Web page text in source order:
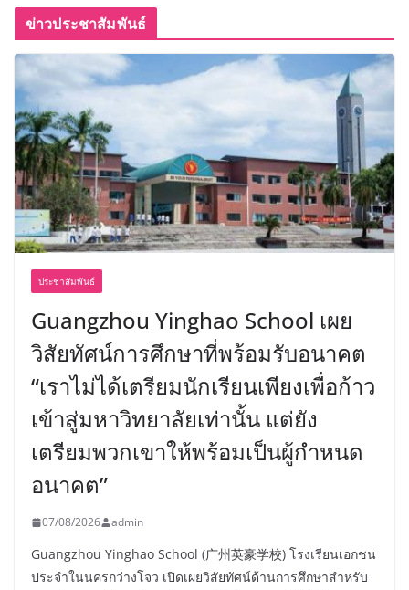
ข่าวประชาสัมพันธ์
ประชาสัมพันธ์
Guangzhou Yinghao School เผย
วิสัยทัศน์การศึกษาที่พร้อมรับอนาคต
“เราไม่ได้เตรียมนักเรียนเพียงเพื่อก้าว
เข้าสู่มหาวิทยาลัยเท่านั้น แต่ยัง
เตรียมพวกเขาให้พร้อมเป็นผู้กำหนด
อนาคต”
07/08/2026 admin
Guangzhou Yinghao School (广州英豪学校) โรงเรียนเอกชน
ประจำในนครกว่างโจว เปิดเผยวิสัยทัศน์ด้านการศึกษาสำหรับ